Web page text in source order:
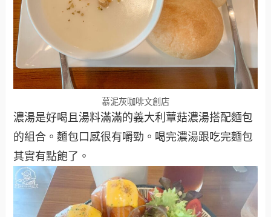
慕泥灰咖啡文創店
濃湯是好喝且湯料滿滿的義大利蕈菇濃湯搭配麵包
的組合。麵包口感很有嚼勁。喝完濃湯跟吃完麵包
其實有點飽了。